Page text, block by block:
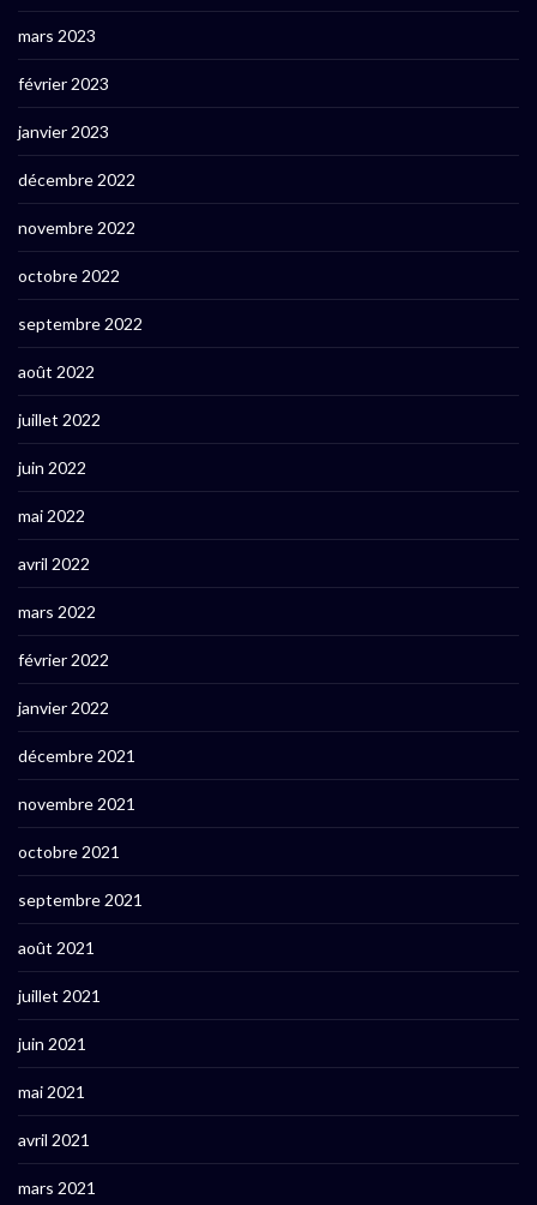
mars 2023
février 2023
janvier 2023
décembre 2022
novembre 2022
octobre 2022
septembre 2022
août 2022
juillet 2022
juin 2022
mai 2022
avril 2022
mars 2022
février 2022
janvier 2022
décembre 2021
novembre 2021
octobre 2021
septembre 2021
août 2021
juillet 2021
juin 2021
mai 2021
avril 2021
mars 2021